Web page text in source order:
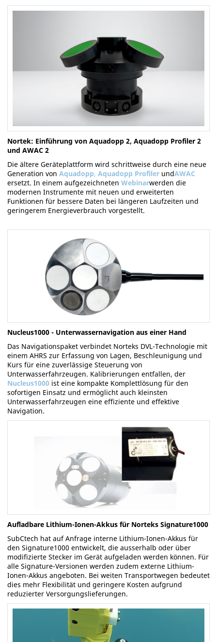
Nortek: Einführung von Aquadopp 2, Aquadopp Profiler 2
und AWAC 2
Die ältere Geräteplattform wird schrittweise durch eine neue
Generation von Aquadopp, Aquadopp Profiler undAWAC
ersetzt. In einem aufgezeichneten Webinarwerden die
modernen Instrumente mit neuen und erweiterten
Funktionen für bessere Daten bei längeren Laufzeiten und
geringerem Energieverbrauch vorgestellt.
Nucleus1000 - Unterwassernavigation aus einer Hand
Das Navigationspaket verbindet Norteks DVL-Technologie mit
einem AHRS zur Erfassung von Lagen, Beschleunigung und
Kurs für eine zuverlässige Steuerung von
Unterwasserfahrzeugen. Kalibrierungen entfallen, der
Nucleus1000 ist eine kompakte Komplettlösung für den
sofortigen Einsatz und ermöglicht auch kleinsten
Unterwasserfahrzeugen eine effiziente und effektive
Navigation.
Aufladbare Lithium-Ionen-Akkus für Norteks Signature1000
SubCtech hat auf Anfrage interne Lithium-Ionen-Akkus für
den Signature1000 entwickelt, die ausserhalb oder über
modifizierte Stecker im Gerät aufgeladen werden können. Für
alle Signature-Versionen werden zudem externe Lithium-
Ionen-Akkus angeboten. Bei weiten Transportwegen bedeutet
dies mehr Flexibilität und geringere Kosten aufgrund
reduzierter Versorgungslieferungen.